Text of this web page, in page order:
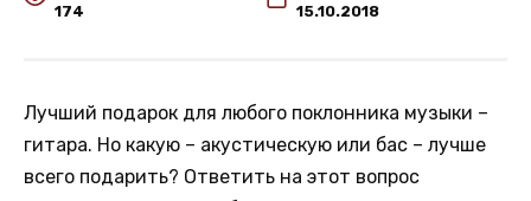
174 15.10.2018
Лучший подарок для любого поклонника музыки –
гитара. Но какую – акустическую или бас – лучше
всего подарить? Ответить на этот вопрос